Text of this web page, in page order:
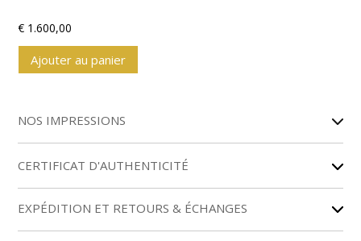
€ 1.600,00
Ajouter au panier
t
e
t
i
NOS IMPRESSIONS
CERTIFICAT D'AUTHENTICITÉ
EXPÉDITION ET RETOURS & ÉCHANGES